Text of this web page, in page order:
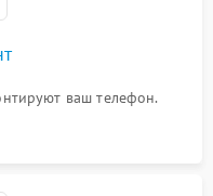
ваш телефон.